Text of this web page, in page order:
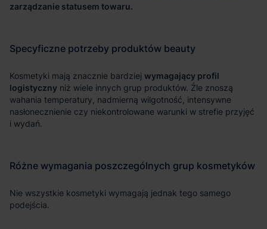
zarządzanie statusem towaru.
wymagający profil
logistyczny